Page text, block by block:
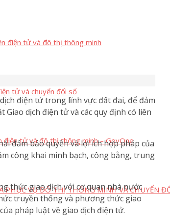
điện tử và đô thị thông minh
tử và chuyển đổi số
điện tử và đô thị thông minh – GovOne
PHỤC VỤ ĐÔ THỊ THÔNG MINH VÀ CHUYỂN
điện tử trong lĩnh vực đất đai, để đảm
dịch điện tử và các quy định có liên
đảm bảo quyền và lợi ích hợp pháp của
công khai minh bạch, công bằng, trung
thức giao dịch với cơ quan nhà nước
truyền thống và phương thức giao
pháp luật về giao dịch điện tử.